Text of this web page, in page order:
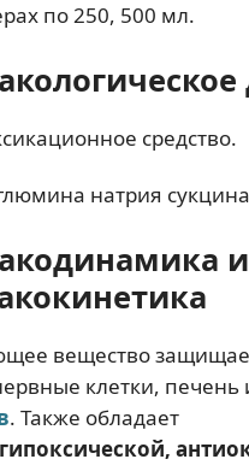
по 250, 500 мл.
средство.
натрия
и
вещество
клетки, печень
. Также обладает